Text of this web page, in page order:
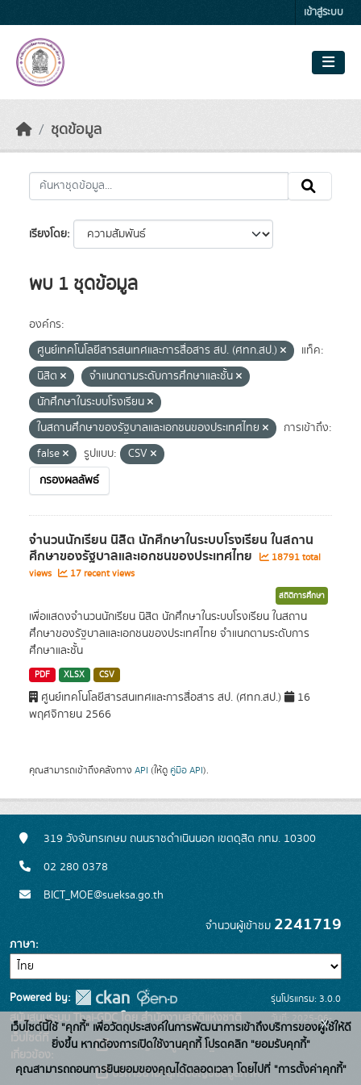
เข้าสู่ระบบ
ชุดข้อมูล
เรียงโดย
พบ 1 ชุดข้อมูล
องค์กร:
ศูนย์เทคโนโลยีสารสนเทศและการสื่อสาร สป. (ศทก.สป.)
แท็ค:
นิสิต
จำแนกตามระดับการศึกษาและชั้น
นักศึกษาในระบบโรงเรียน
ในสถานศึกษาของรัฐบาลและเอกชนของประเทศไทย
การเข้าถึง:
false
รูปแบบ:
CSV
กรองผลลัพธ์
จำนวนนักเรียน นิสิต นักศึกษาในระบบโรงเรียน ในสถาน
ศึกษาของรัฐบาลและเอกชนของประเทศไทย
18791 total
views
17 recent views
สถิติการศึกษา
เพื่อแสดงจำนวนนักเรียน นิสิต นักศึกษาในระบบโรงเรียน ในสถาน
ศึกษาของรัฐบาลและเอกชนของประเทศไทย จำแนกตามระดับการ
ศึกษาและชั้น
PDF XLSX CSV
ศูนย์เทคโนโลยีสารสนเทศและการสื่อสาร สป. (ศทก.สป.)
16
พฤศจิกายน 2566
คุณสามารถเข้าถึงคลังทาง API (ให้ดู คู่มือ API).
319 วังจันทรเกษม ถนนราชดำเนินนอก เขตดุสิต กทม. 10300
02 280 0378
BICT_MOE@sueksa.go.th
จำนวนผู้เข้าชม 2241719
ภาษา
Powered by:
สนับสนุนระบบ Thai-GDC โดย สำนักงานสถิติแห่งชาติ
เว็บไซต์ที่
เกี่ยวข้อง:
ระบบบัญชีข้อมูลภาครัฐ
บริการนามานุกรมบัญชีข้อมูลภาค
รุ่นโปรแกรม: 3.0.0
วันที่: 2025-06-
26
เว็บไซต์นี้ใช้ "คุกกี้" เพื่อวัตถุประสงค์ในการพัฒนาการเข้าถึงบริการของผู้ใช้ให้ดี
ยิ่งขึ้น หากต้องการเปิดใช้งานคุกกี้ โปรดคลิก "ยอมรับคุกกี้"
คุณสามารถถอนการยินยอมของคุณได้ตลอดเวลา โดยไปที่ "การตั้งค่าคุกกี้"
x